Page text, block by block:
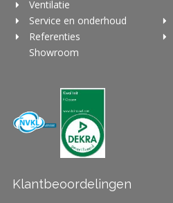
Ventilatie
Service en onderhoud
Referenties
Showroom
Klantbeoordelingen